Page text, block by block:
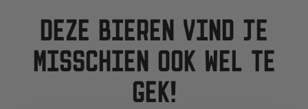
DEZE BIEREN VIND JE
MISSCHIEN OOK WEL TE
GEK!